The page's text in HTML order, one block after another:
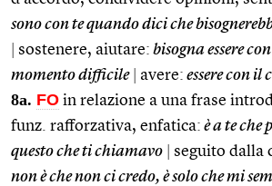
sono con te quando dici che
sostenere, aiutare: bisogna essere
momento difficile
avere: essere con il
8a. FO in relazione a una frase
funz. rafforzativa, enfatica: è a te che
questo che ti chiamavo
seguito dalla
non è che non ci credo, è solo che mi